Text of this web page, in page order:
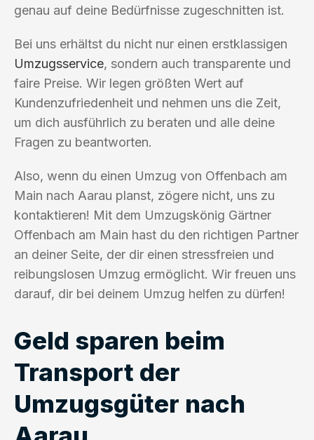
genau auf deine Bedürfnisse zugeschnitten ist.
Bei uns erhältst du nicht nur einen erstklassigen
Umzugsservice, sondern auch transparente und
faire Preise. Wir legen größten Wert auf
Kundenzufriedenheit und nehmen uns die Zeit,
um dich ausführlich zu beraten und alle deine
Fragen zu beantworten.
Also, wenn du einen Umzug von Offenbach am
Main nach Aarau planst, zögere nicht, uns zu
kontaktieren! Mit dem Umzugskönig Gärtner
Offenbach am Main hast du den richtigen Partner
an deiner Seite, der dir einen stressfreien und
reibungslosen Umzug ermöglicht. Wir freuen uns
darauf, dir bei deinem Umzug helfen zu dürfen!
Geld sparen beim
Transport der
Umzugsgüter nach